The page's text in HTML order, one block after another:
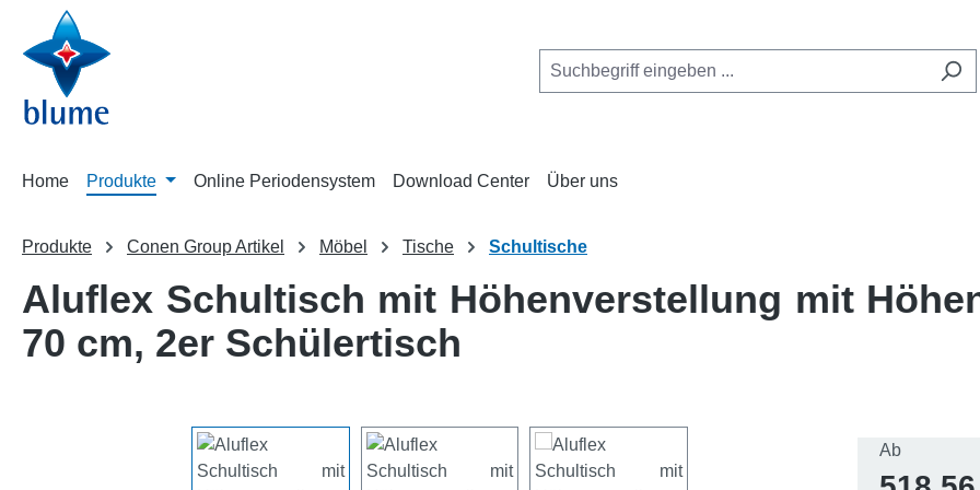
Hauptinhalt springen
Zur Suche springen
Zur Hauptnavigation springen
Home Produkte Online Periodensystem Download Center Über uns
Produkte Conen Group Artikel Möbel Tische Schultische
Aluflex Schultisch mit Höhenverstellung mit
70 cm, 2er Schülertisch
Bildergalerie überspringen
AbRegulärer